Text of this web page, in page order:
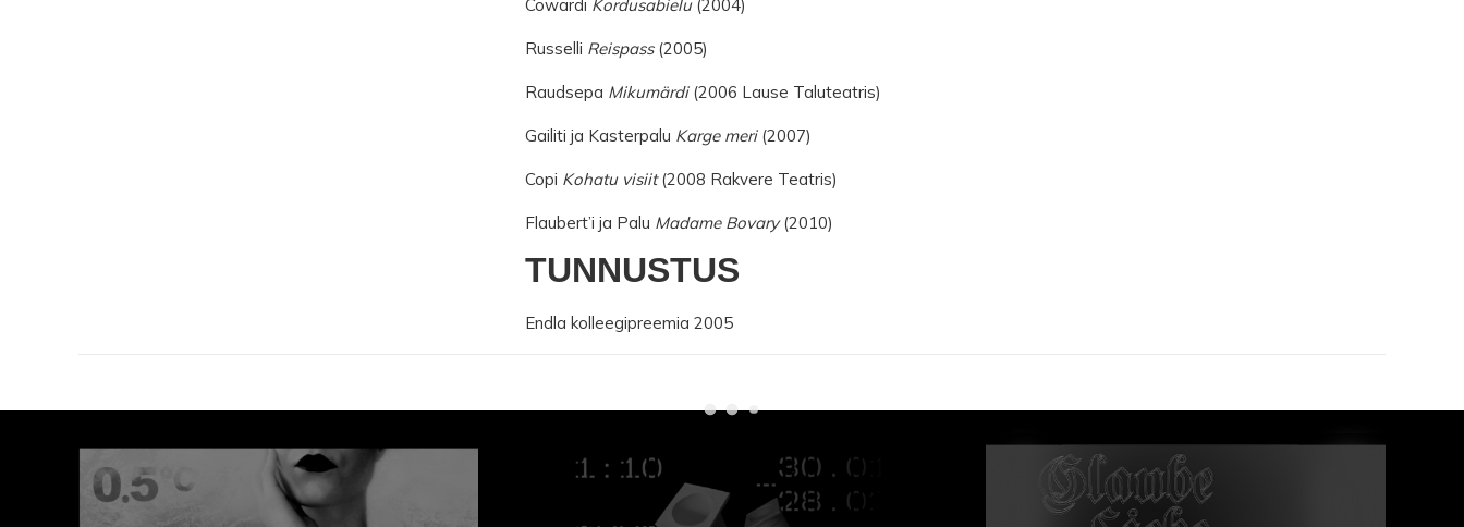
Cowardi Kordusabielu(2004)
Russelli Reispass(2005)
Raudsepa Mikumärdi(2006 Lause Taluteatris)
Gailiti ja Kasterpalu Karge meri(2007)
Copi Kohatu visiit(2008 Rakvere Teatris)
Flaubert’i ja Palu Madame Bovary(2010)
TUNNUSTUS
Endla kolleegipreemia 2005